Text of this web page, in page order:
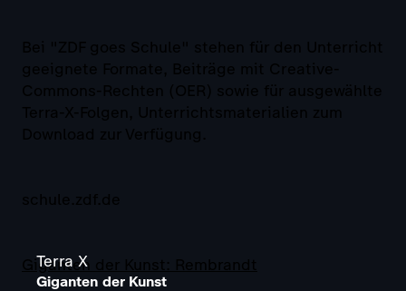
Bei "ZDF goes Schule" stehen für den Unterricht
geeignete Formate, Beiträge mit Creative-
Commons-Rechten (OER) sowie für ausgewählte
Terra-X-Folgen, Unterrichtsmaterialien zum
Download zur Verfügung.
schule.zdf.de
Giganten der Kunst: Rembrandt
Terra X
Giganten der Kunst